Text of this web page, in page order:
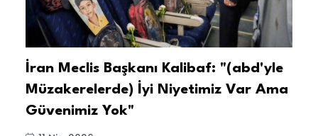
İran Meclis Başkanı Kalibaf: "(abd'yle
Müzakerelerde) İyi Niyetimiz Var Ama
Güvenimiz Yok"